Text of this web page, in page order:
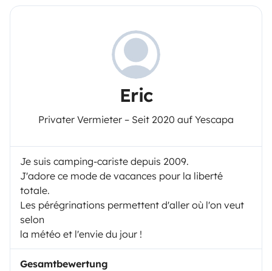
Eric
Privater Vermieter – Seit 2020 auf Yescapa
Je suis camping-cariste depuis 2009.
J'adore ce mode de vacances pour la liberté
totale.
Les pérégrinations permettent d'aller où l'on veut
selon
la météo et l'envie du jour !
Gesamtbewertung